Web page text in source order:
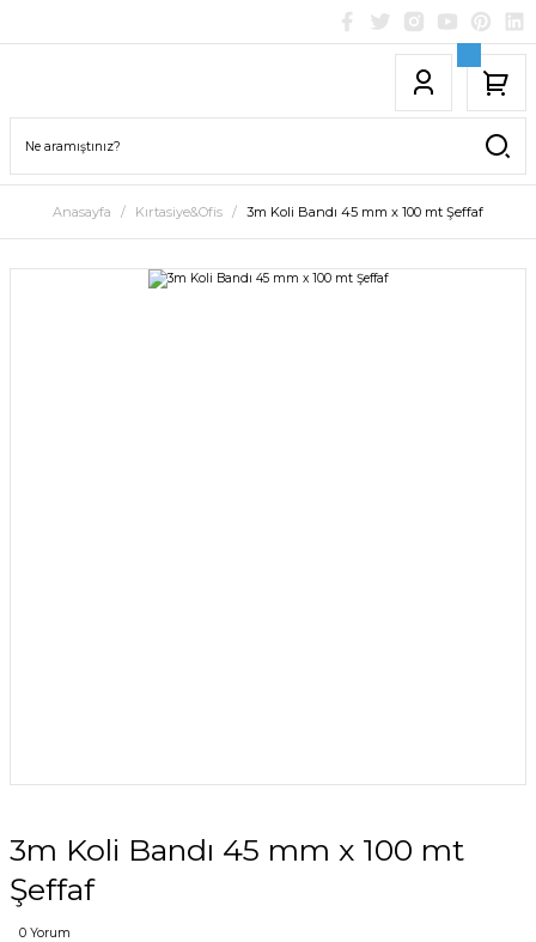
Anasayfa Kırtasiye&Ofis 3m Koli Bandı 45 mm x 100 mt Şeffaf
3m Koli Bandı 45 mm x 100 mt
Şeffaf
0 Yorum